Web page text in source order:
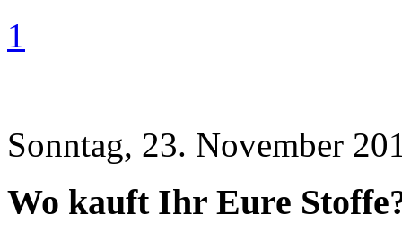
1
Sonntag, 23. November
Wo kauft Ihr Eure